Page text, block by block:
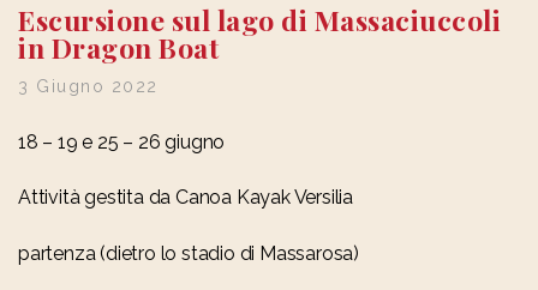
Escursione sul lago di Massaciuccoli
in Dragon Boat
3 Giugno 2022
18 – 19 e 25 – 26 giugno
Attività gestita da Canoa Kayak Versilia
partenza (dietro lo stadio di Massarosa)